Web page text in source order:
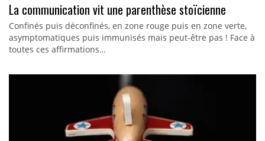
La communication vit une parenthèse stoïcienne
Confinés puis déconfinés, en zone rouge puis en zone verte,
asymptomatiques puis immunisés mais peut-être pas ! Face à
toutes ces affirmations…